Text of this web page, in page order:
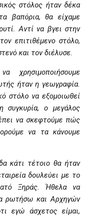
στόλος ήταν δέκα
βαπόρια, θα είχαμε
Αντί να βγει στην
επιτιθέμενο στόλο,
και τον διέλυσε.
χρησιμοποιήσουμε
ήταν η γεωγραφία.
στόλο να εξομοιωθεί
ο μεγάλος
να σκεφτούμε πώς
να τα κάνουμε
κάτι τέτοιο θα ήταν
δουλεύει με το
Ξηράς. Ήθελα να
ρωτήσω και Αρχηγών
εγώ άσχετος είμαι,